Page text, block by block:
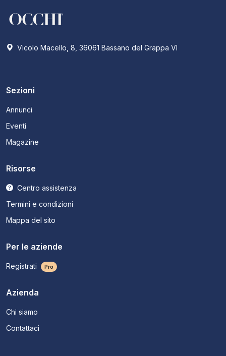
Vicolo Macello, 8, 36061 Bassano del Grappa VI
Sezioni
Annunci
Eventi
Magazine
Risorse
Centro assistenza
Termini e condizioni
Mappa del sito
Per le aziende
Registrati Pro
Azienda
Chi siamo
Contattaci